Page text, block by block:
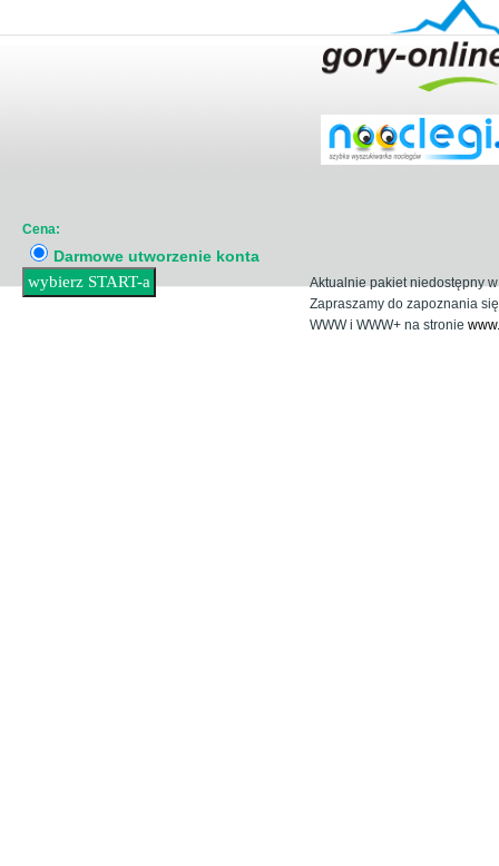
Cena:
Darmowe utworzenie konta
Aktualnie pakiet niedostępny
Zapraszamy do zapoznania
WWW i WWW+ na stronie